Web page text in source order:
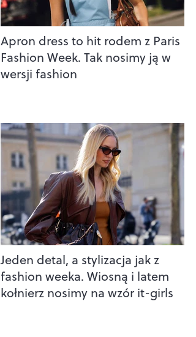
Apron dress to hit rodem z Paris
Fashion Week. Tak nosimy ją w
wersji fashion
Jeden detal, a stylizacja jak z
fashion weeka. Wiosną i latem
kołnierz nosimy na wzór it-girls